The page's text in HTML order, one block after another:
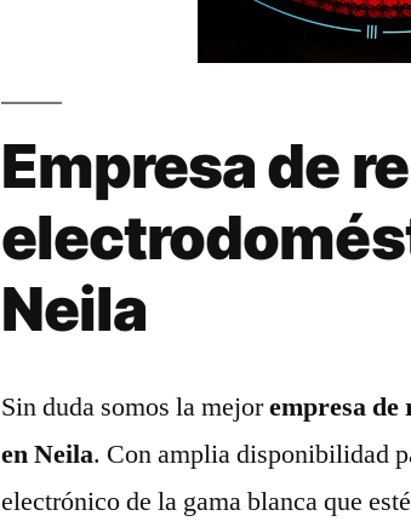
Empresa de
Neila
Sin duda somos la mejorempresa de
en Neila. Con amplia disponibilidad
electrónico de la gama blanca que